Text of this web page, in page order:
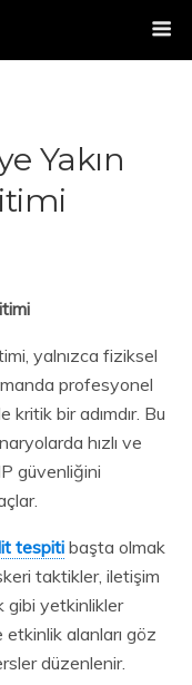
Yakın
yalnızca fiziksel
profesyonel
kritik bir adımdır. Bu
hızlı ve
güvenliğini
tespiti başta olmak
taktikler, iletişim
gibi yetkinlikler
etkinlik alanları göz
düzenlenir.